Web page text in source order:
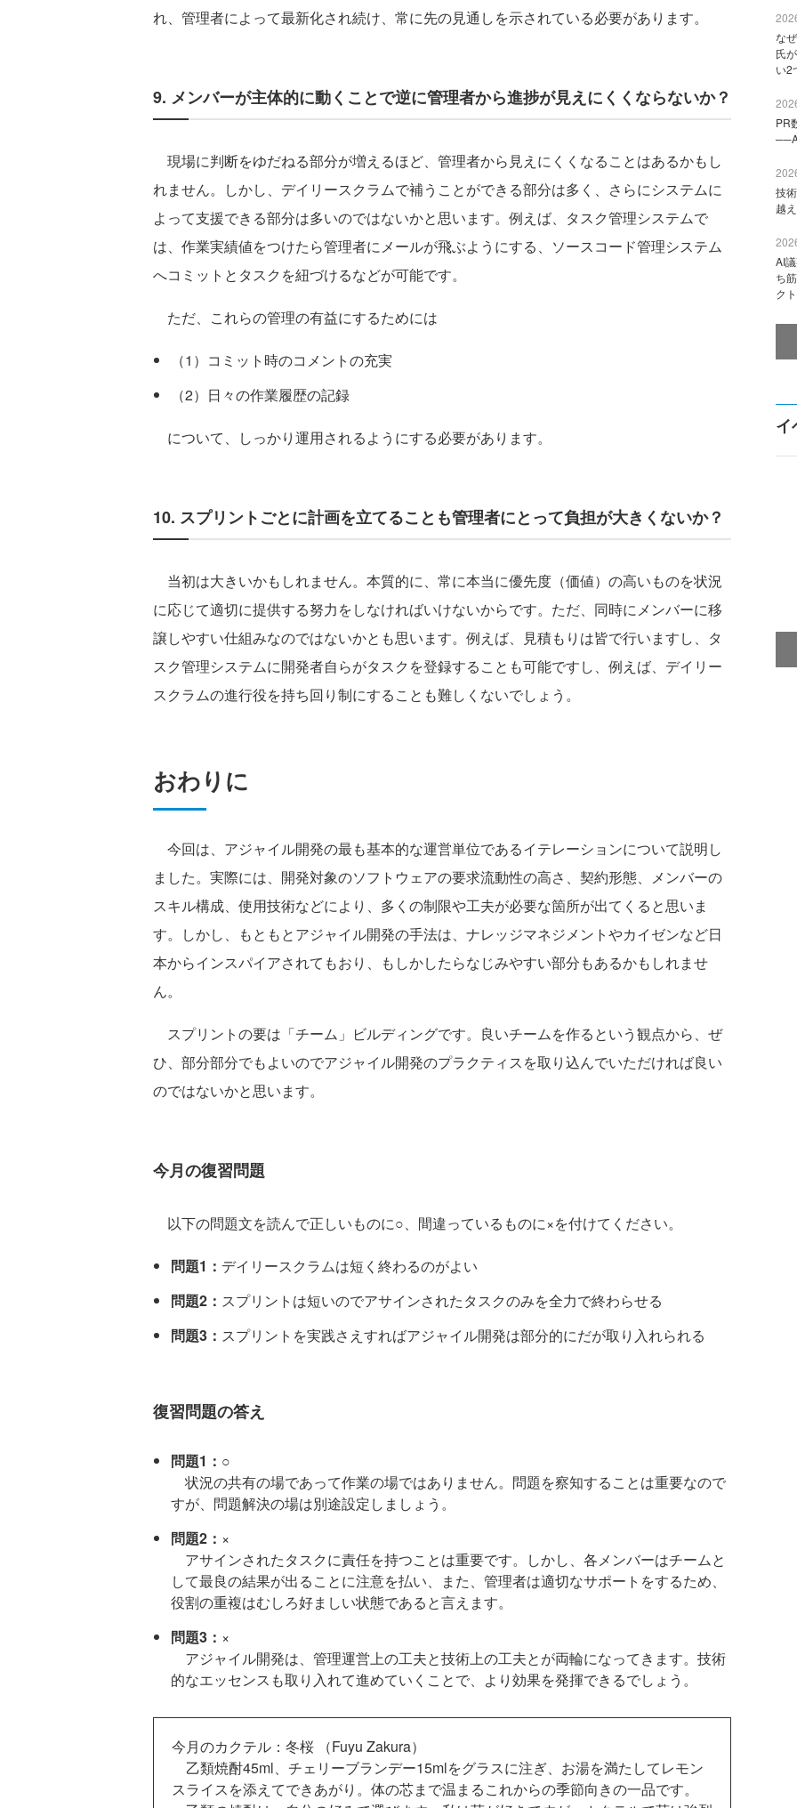
れ、管理者によって最新化され続け、常に先の見通しを示されている必要があります。
9. メンバーが主体的に動くことで逆に管理者から進捗が見えにくくならないか？
現場に判断をゆだねる部分が増えるほど、管理者から見えにくくなることはあるかもし
れません。しかし、デイリースクラムで補うことができる部分は多く、さらにシステムに
よって支援できる部分は多いのではないかと思います。例えば、タスク管理システムで
は、作業実績値をつけたら管理者にメールが飛ぶようにする、ソースコード管理システム
へコミットとタスクを紐づけるなどが可能です。
ただ、これらの管理の有益にするためには
（1）コミット時のコメントの充実
（2）日々の作業履歴の記録
について、しっかり運用されるようにする必要があります。
10. スプリントごとに計画を立てることも管理者にとって負担が大きくないか？
当初は大きいかもしれません。本質的に、常に本当に優先度（価値）の高いものを状況
に応じて適切に提供する努力をしなければいけないからです。ただ、同時にメンバーに移
譲しやすい仕組みなのではないかとも思います。例えば、見積もりは皆で行いますし、タ
スク管理システムに開発者自らがタスクを登録することも可能ですし、例えば、デイリー
スクラムの進行役を持ち回り制にすることも難しくないでしょう。
おわりに
今回は、アジャイル開発の最も基本的な運営単位であるイテレーションについて説明し
ました。実際には、開発対象のソフトウェアの要求流動性の高さ、契約形態、メンバーの
スキル構成、使用技術などにより、多くの制限や工夫が必要な箇所が出てくると思いま
す。しかし、もともとアジャイル開発の手法は、ナレッジマネジメントやカイゼンなど日
本からインスパイアされてもおり、もしかしたらなじみやすい部分もあるかもしれませ
ん。
スプリントの要は「チーム」ビルディングです。良いチームを作るという観点から、ぜ
ひ、部分部分でもよいのでアジャイル開発のプラクティスを取り込んでいただければ良い
のではないかと思います。
今月の復習問題
以下の問題文を読んで正しいものに○、間違っているものに×を付けてください。
問題1： デイリースクラムは短く終わるのがよい
問題2： スプリントは短いのでアサインされたタスクのみを全力で終わらせる
問題3： スプリントを実践さえすればアジャイル開発は部分的にだが取り入れられる
復習問題の答え
問題1： ○
状況の共有の場であって作業の場ではありません。問題を察知することは重要なので
すが、問題解決の場は別途設定しましょう。
問題2： ×
アサインされたタスクに責任を持つことは重要です。しかし、各メンバーはチームと
して最良の結果が出ることに注意を払い、また、管理者は適切なサポートをするため、
役割の重複はむしろ好ましい状態であると言えます。
問題3： ×
アジャイル開発は、管理運営上の工夫と技術上の工夫とが両輪になってきます。技術
的なエッセンスも取り入れて進めていくことで、より効果を発揮できるでしょう。
今月のカクテル：冬桜 （Fuyu Zakura）
乙類焼酎45ml、チェリーブランデー15mlをグラスに注ぎ、お湯を満たしてレモン
スライスを添えてできあがり。体の芯まで温まるこれからの季節向きの一品です。
な
氏
い2
PR
技
越
AI
ち
ク
イ